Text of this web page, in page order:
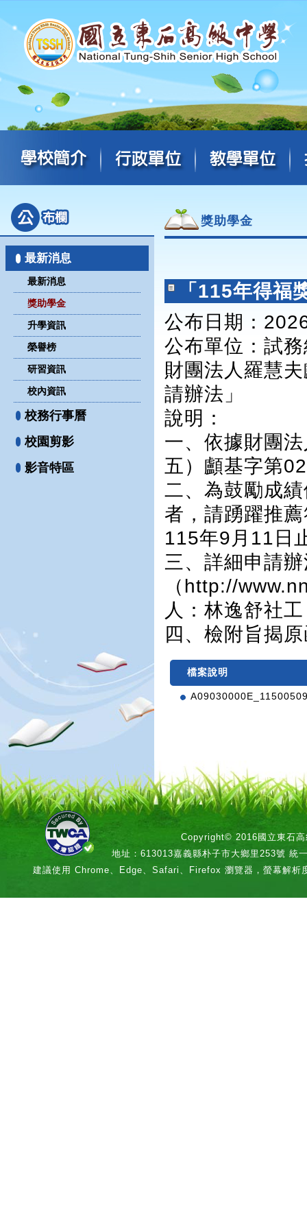
最新消息
最新消息
獎助學金
升學資訊
榮譽榜
研習資訊
校內資訊
校務行事曆
校園剪影
影音特區
獎助學金
「115年得福
公布日期：
公布單位 ：試
財團法人羅慧
請辦法」
說明：
一、依據財團
五）顱基字第
二、為鼓勵成
者，請踴躍推
115年9月11日
三、詳細申請
（http://
人：林逸舒社
四、檢附旨揭
檔案說明
Copyright© 2016國立東石高
地址：613013嘉義縣朴子市大鄉里253號 統
建議使用 Chrome、Edge、Safari、Firefox 瀏覽器，螢幕解